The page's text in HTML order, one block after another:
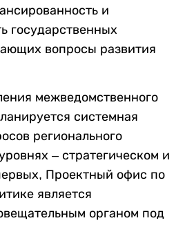
и
государственных
вопросы развития
межведомственного
системная
регионального
– стратегическом и
Проектный офис по
является
органом под